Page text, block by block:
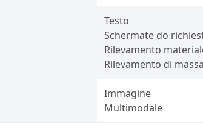
Testo
Schermate do
Rilevamento
Rilevamento di massa
Immagine
Multimodale